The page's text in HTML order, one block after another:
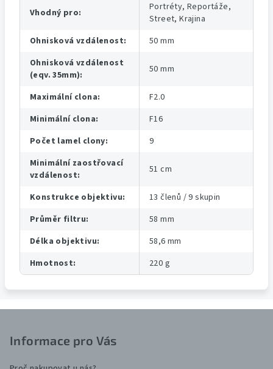
Vhodný pro:
Portréty, Reportáže,
Street, Krajina
Ohnisková vzdálenost:
50 mm
Ohnisková vzdálenost
(eqv. 35mm): 50 mm
Maximální clona:
F2.0
Minimální clona:
F16
Počet lamel clony:
9
Minimální zaostřovací
vzdálenost: 51 cm
Konstrukce objektivu:
13 členů / 9 skupin
Průměr filtru:
58 mm
Délka objektivu:
58,6 mm
Hmotnost: 220 g
Informace pro Vás